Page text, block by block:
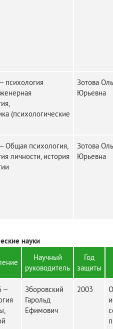
психология
(психологические
Зотова
Юрьевна
Общая психология,
личности, история
Зотова
Юрьевна
науки
Научный
руководитель
Год
защиты
–
Зборовский
Гарольд
Ефимович
2003